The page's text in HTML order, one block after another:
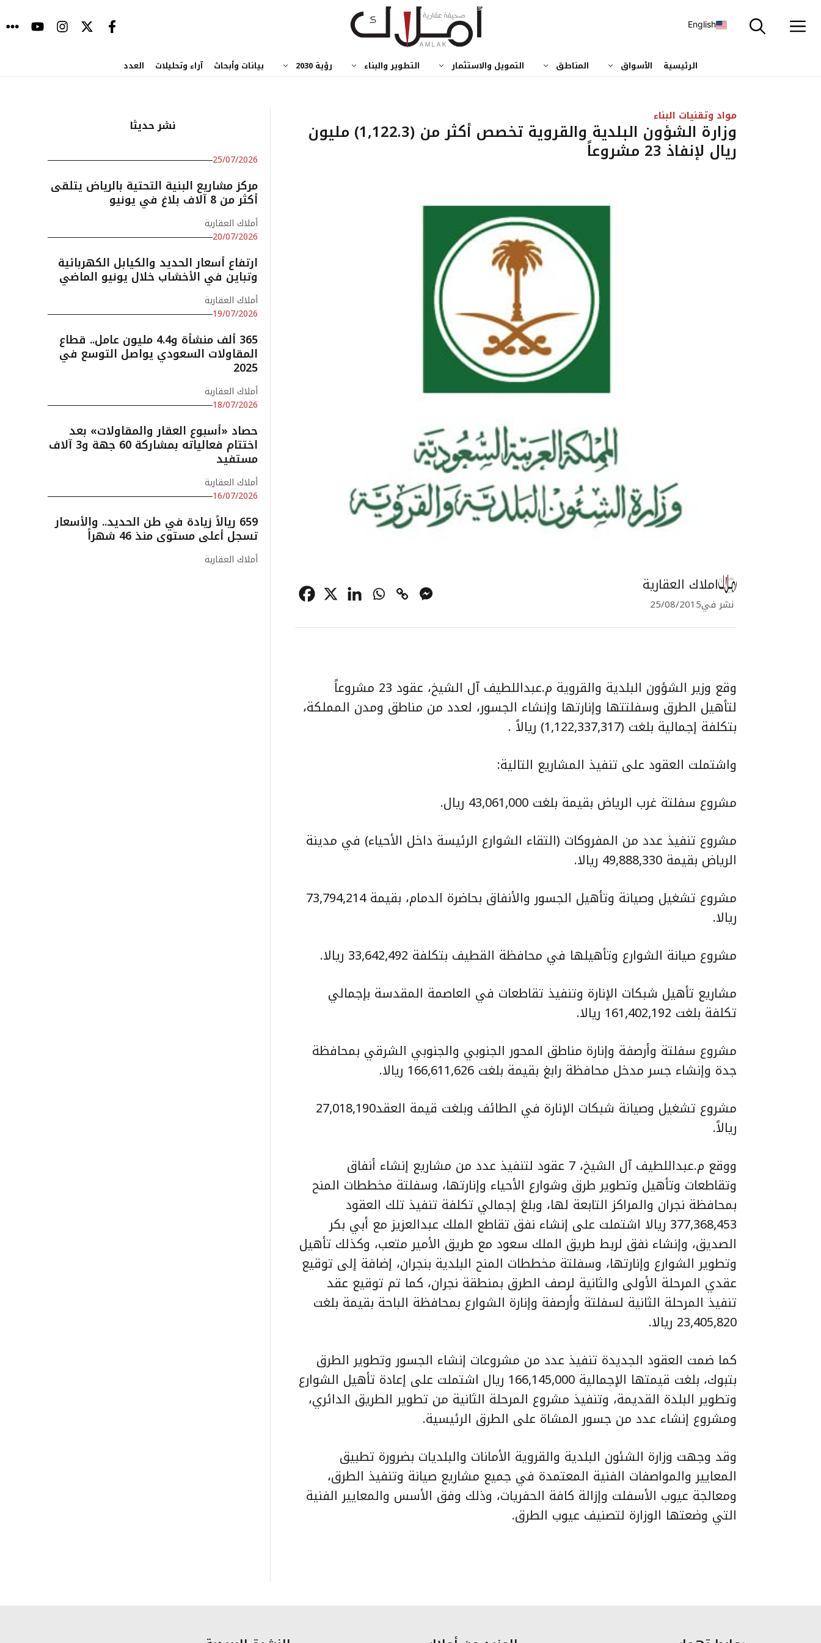
إلى
English
الرئيسية الأسواق المناطق التمويل والاستثمار التطوير والبناء رؤية 2030 بيانات وأبحاث آراء وتحليلات العدد
مواد وتقنيات البناء
وزارة الشؤون البلدية والقروية تخصص أكثر من (1,122.3) مليون
ريال لإنفاذ 23 مشروعاً
املاك العقارية
نشر في25/08/2015
وقع وزير الشؤون البلدية والقروية م.عبداللطيف آل الشيخ، عقود 23 مشروعاً
لتأهيل الطرق وسفلتتها وإنارتها وإنشاء الجسور، لعدد من مناطق ومدن المملكة،
بتكلفة إجمالية بلغت (1,122,337,317) ريالاً .
واشتملت العقود على تنفيذ المشاريع التالية:
مشروع سفلتة غرب الرياض بقيمة بلغت 43,061,000 ريال.
مشروع تنفيذ عدد من المفروكات (التقاء الشوارع الرئيسة داخل الأحياء) في مدينة
الرياض بقيمة 49,888,330 ريالا.
مشروع تشغيل وصيانة وتأهيل الجسور والأنفاق بحاضرة الدمام، بقيمة 73,794,214
ريالا.
مشروع صيانة الشوارع وتأهيلها في محافظة القطيف بتكلفة 33,642,492 ريالا.
مشاريع تأهيل شبكات الإنارة وتنفيذ تقاطعات في العاصمة المقدسة بإجمالي
تكلفة بلغت 161,402,192 ريالا.
مشروع سفلتة وأرصفة وإنارة مناطق المحور الجنوبي والجنوبي الشرقي بمحافظة
جدة وإنشاء جسر مدخل محافظة رابغ بقيمة بلغت 166,611,626 ريالا.
مشروع تشغيل وصيانة شبكات الإنارة في الطائف وبلغت قيمة العقد27,018,190
ريالاً.
ووقع م.عبداللطيف آل الشيخ، 7 عقود لتنفيذ عدد من مشاريع إنشاء أنفاق
وتقاطعات وتأهيل وتطوير طرق وشوارع الأحياء وإنارتها، وسفلتة مخططات المنح
بمحافظة نجران والمراكز التابعة لها، وبلغ إجمالي تكلفة تنفيذ تلك العقود
377,368,453 ريالا اشتملت على إنشاء نفق تقاطع الملك عبدالعزيز مع أبي بكر
الصديق، وإنشاء نفق لربط طريق الملك سعود مع طريق الأمير متعب، وكذلك تأهيل
وتطوير الشوارع وإنارتها، وسفلتة مخططات المنح البلدية بنجران، إضافة إلى توقيع
عقدي المرحلة الأولى والثانية لرصف الطرق بمنطقة نجران، كما تم توقيع عقد
تنفيذ المرحلة الثانية لسفلتة وأرصفة وإنارة الشوارع بمحافظة الباحة بقيمة بلغت
23,405,820 ريالا.
كما ضمت العقود الجديدة تنفيذ عدد من مشروعات إنشاء الجسور وتطوير الطرق
بتبوك، بلغت قيمتها الإجمالية 166,145,000 ريال اشتملت على إعادة تأهيل الشوارع
وتطوير البلدة القديمة، وتنفيذ مشروع المرحلة الثانية من تطوير الطريق الدائري،
ومشروع إنشاء عدد من جسور المشاة على الطرق الرئيسية.
وقد وجهت وزارة الشئون البلدية والقروية الأمانات والبلديات بضرورة تطبيق
المعايير والمواصفات الفنية المعتمدة في جميع مشاريع صيانة وتنفيذ الطرق،
ومعالجة عيوب الأسفلت وإزالة كافة الحفريات، وذلك وفق الأسس والمعايير الفنية
التي وضعتها الوزارة لتصنيف عيوب الطرق.
نشر حديثا
25/07/2026
مركز مشاريع البنية التحتية بالرياض يتلقى
أكثر من 8 آلاف بلاغ في يونيو
أملاك العقارية
20/07/2026
ارتفاع أسعار الحديد والكيابل الكهربائية
وتباين في الأخشاب خلال يونيو الماضي
أملاك العقارية
19/07/2026
365 ألف منشأة و4.4 مليون عامل.. قطاع
المقاولات السعودي يواصل التوسع في
2025
أملاك العقارية
18/07/2026
حصاد «أسبوع العقار والمقاولات» بعد
اختتام فعالياته بمشاركة 60 جهة و3 آلاف
مستفيد
أملاك العقارية
16/07/2026
659 ريالاً زيادة في طن الحديد.. والأسعار
تسجل أعلى مستوى منذ 46 شهراً
أملاك العقارية